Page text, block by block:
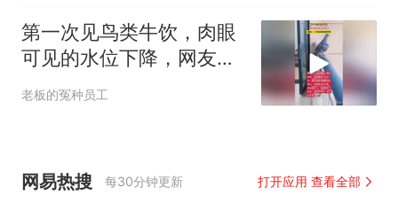
第一次见鸟类牛饮，肉眼
可见的水位下降，网友一
个劲的埋头苦干
老板的冤种员工
网易热搜 每30分钟更新 打开应用 查看全部